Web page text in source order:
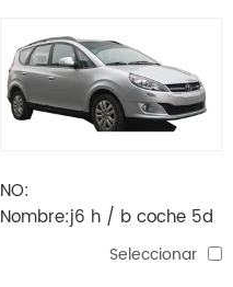
NO:
Nombre:j6 h / b coche 5d
Seleccionar